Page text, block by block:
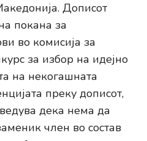
Дописот
покана за
во комисија за
за избор на идејно
на некогашната
преку дописот,
дека нема да
член во состав